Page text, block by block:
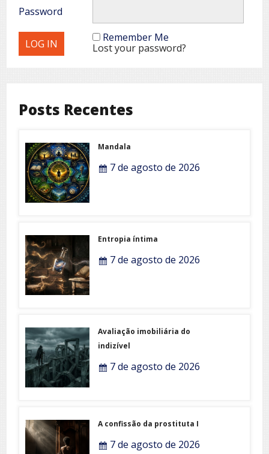
Password
Remember Me
Lost your password?
Posts Recentes
Mandala
7 de agosto de 2026
Entropia íntima
7 de agosto de 2026
Avaliação imobiliária do
indizível
7 de agosto de 2026
A confissão da prostituta I
7 de agosto de 2026